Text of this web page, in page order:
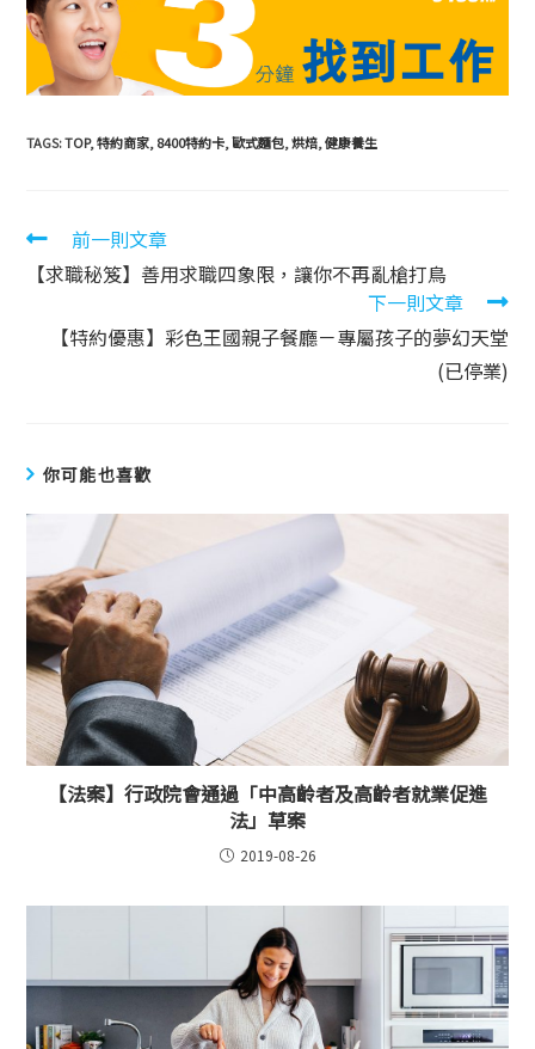
TAGS:TOP, 特約商家, 8400特約卡, 歐式麵包, 烘焙, 健康養生
前一則文章
【求職秘笈】善用求職四象限，讓你不再亂槍打鳥
下一則文章
【特約優惠】彩色王國親子餐廳－專屬孩子的夢幻天堂
(已停業)
你可能也喜歡
【法案】行政院會通過「中高齡者及高齡者就業促進
法」草案
2019-08-26